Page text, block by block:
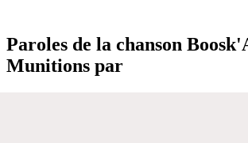
Paroles de la chanson
Munitions par